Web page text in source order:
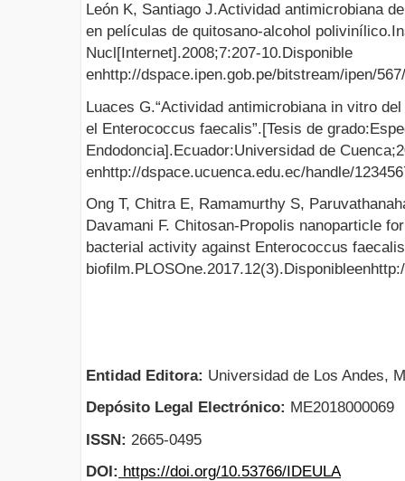
León K, Santiago J.Actividad antimicrobiana
en películas de quitosano-alcohol
Nucl[Internet].2008;7:207-10.Disponible
enhttp://dspace.ipen.gob.pe/bitstream/ipen/
Luaces G.“Actividad antimicrobiana in vitro
el Enterococcus faecalis”.[Tesis de
Endodoncia].Ecuador:Universidad de
enhttp://dspace.ucuenca.edu.ec/handle/
Ong T, Chitra E, Ramamurthy S,
Davamani F. Chitosan-Propolis nanoparticle
bacterial activity against Enterococcus faecalis
Entidad Editora: Universidad de Los Andes,
Depósito Legal Electrónico: ME2018000069
ISSN: 2665-0495
DOI: https://doi.org/10.53766/IDEULA